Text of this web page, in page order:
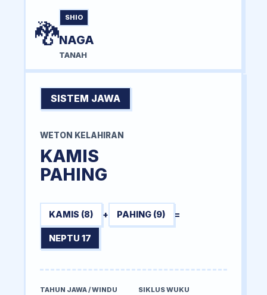
🐉
SHIO
NAGA
TANAH
SISTEM JAWA
WETON KELAHIRAN
KAMIS
PAHING
KAMIS (8) + PAHING (9) =
NEPTU 17
TAHUN JAWA / WINDU SIKLUS WUKU